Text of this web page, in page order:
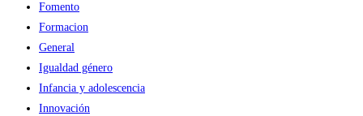
Fomento
Formacion
General
Igualdad género
Infancia y adolescencia
Innovación